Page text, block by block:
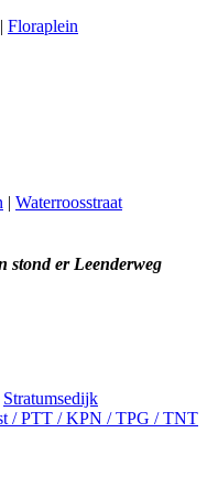
| Floraplein
| Waterroosstraat
stond er Leenderweg
Stratumsedijk
/ PTT / KPN / TPG / TNT